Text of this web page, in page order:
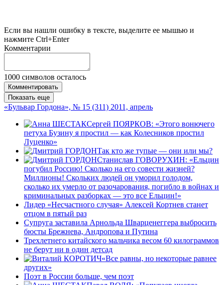
Если вы нашли ошибку в тексте, выделите ее мышью и
нажмите Ctrl+Enter
Комментарии
1000 символов осталось
Комментировать
Показать еще
«Бульвар Гордона», № 15 (311) 2011, апрель
Сергей ПОЯРКОВ: «Этого вонючего
петуха Бузину я простил — как Колесников простил
Луценко»
Так кто же тупые — они или мы?
Станислав ГОВОРУХИН: «Ельцин
погубил Россию! Сколько на его совести жизней?
Миллионы! Скольких людей он уморил голодом,
сколько их умерло от разочарования, погибло в войнах и
криминальных разборках — это все Ельцин!»
Лидер «Несчастного случая» Алексей Кортнев станет
отцом в пятый раз
Супруга заставила Арнольда Шварценеггера выбросить
бюсты Брежнева, Андропова и Путина
Трехлетнего китайского мальчика весом 60 килограммов
не берут ни в один детсад
«Все равны, но некоторые равнее
других»
Поэт в России больше, чем поэт